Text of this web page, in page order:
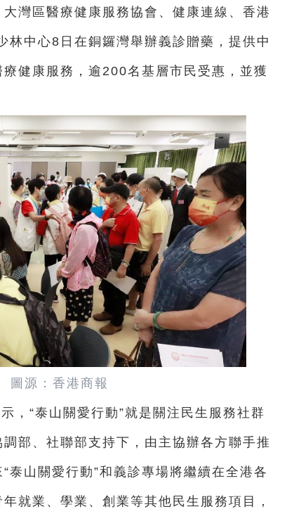
灣區醫療健康服務協會、健康連線、香港
林中心8日在銅鑼灣舉辦義診贈藥，提供中
健康服務，逾200名基層市民受惠，並獲
源：香港商報
，“泰山關愛行動”就是關注民生服務社群
部、社聯部支持下，由主協辦各方聯手推
泰山關愛行動”和義診專場將繼續在全港各
就業、學業、創業等其他民生服務項目，